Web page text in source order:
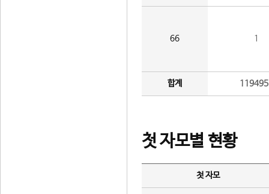
66 1
합계
첫 자모별 현황
첫 자모